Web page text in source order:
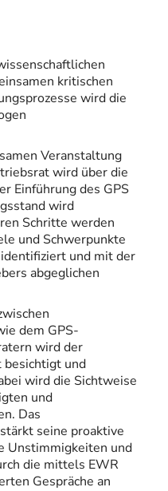
kritischen
wird die
Veranstaltung
wird über die
Einführung des GPS
wird
Schritte werden
und Schwerpunkte
und mit der
abgeglichen
dem GPS-
wird der
besichtigt und
wird die Sichtweise
und
Das
seine proaktive
Unstimmigkeiten und
die mittels EWR
Gespräche an